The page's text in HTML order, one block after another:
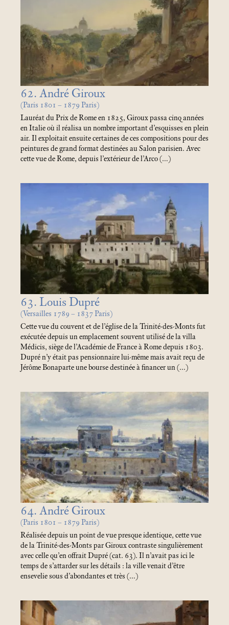
62. André Giroux
(Paris 1801 – 1879 Paris)
Lauréat du Prix de Rome en 1825, Giroux passa cinq années
en Italie où il réalisa un nombre important d’esquisses en plein
air. Il exploitait ensuite certaines de ces compositions pour des
peintures de grand format destinées au Salon parisien. Avec
cette vue de Rome, depuis l’extérieur de l’Arco (…)
63. Louis Dupré
(Versailles 1789 – 1837 Paris)
Cette vue du couvent et de l’église de la Trinité-des-Monts fut
exécutée depuis un emplacement souvent utilisé de la villa
Médicis, siège de l’Académie de France à Rome depuis 1803.
Dupré n’y était pas pensionnaire lui-même mais avait reçu de
Jérôme Bonaparte une bourse destinée à financer un (…)
64. André Giroux
(Paris 1801 – 1879 Paris)
Réalisée depuis un point de vue presque identique, cette vue
de la Trinité-des-Monts par Giroux contraste singulièrement
avec celle qu’en offrait Dupré (cat. 63). Il n’avait pas ici le
temps de s’attarder sur les détails : la ville venait d’être
ensevelie sous d’abondantes et très (…)